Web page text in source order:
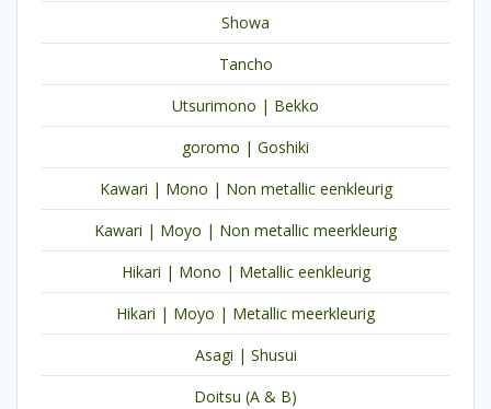
Showa
Tancho
Utsurimono | Bekko
goromo | Goshiki
Kawari | Mono | Non metallic eenkleurig
Kawari | Moyo | Non metallic meerkleurig
Hikari | Mono | Metallic eenkleurig
Hikari | Moyo | Metallic meerkleurig
Asagi | Shusui
Doitsu (A & B)